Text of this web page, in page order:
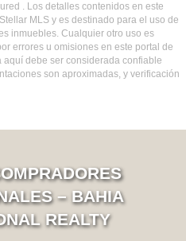
. Los detalles contenidos en este
MLS y es destinado para el uso de
inmuebles. Cualquier otro uso es
errores u omisiones en este portal de
debe ser considerada confiable
son aproximadas, y verificación
– BAHIA
REALTY